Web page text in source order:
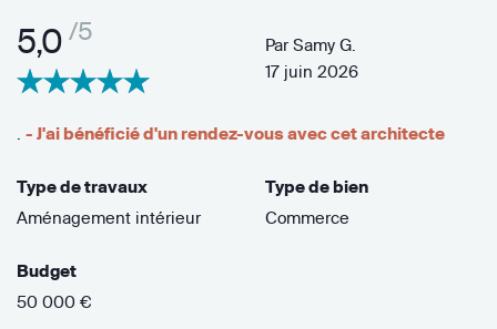
5,0 /5 Par Samy G.
17 juin 2026
. - J'ai bénéficié d'un rendez-vous avec cet architecte
Type de travaux
Aménagement intérieur
Type de bien
Commerce
Budget
50 000 €